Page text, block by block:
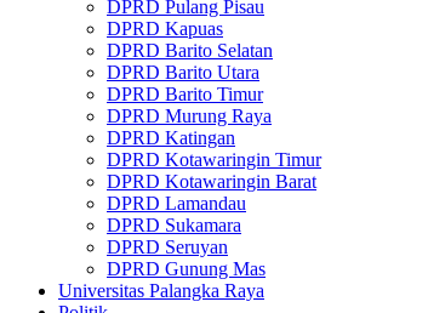
DPRD Pulang Pisau
DPRD Kapuas
DPRD Barito Selatan
DPRD Barito Utara
DPRD Barito Timur
DPRD Murung Raya
DPRD Katingan
DPRD Kotawaringin Timur
DPRD Kotawaringin Barat
DPRD Lamandau
DPRD Sukamara
DPRD Seruyan
DPRD Gunung Mas
Universitas Palangka Raya